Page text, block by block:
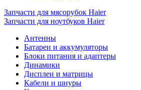
Запчасти для мясорубок Haier
Запчасти для ноутбуков Haier
Антенны
Батареи и аккумуляторы
Блоки питания и адаптеры
Динамики
Дисплеи и матрицы
Кабели и шнуры